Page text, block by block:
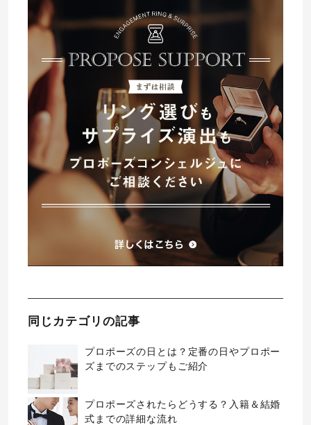
同じカテゴリの記事
プロポーズの日とは？定番の日やプロポー
ズまでのステップもご紹介
プロポーズされたらどうする？入籍＆結婚
式までの詳細な流れ